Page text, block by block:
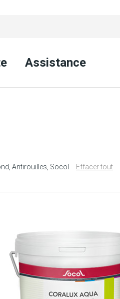
Assistance
Antirouilles Socol Effacer tout